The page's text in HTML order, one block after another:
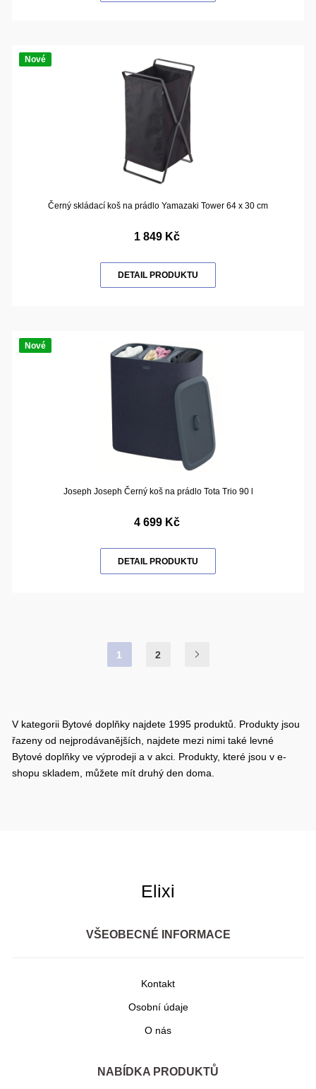
Nové
Černý skládací koš na prádlo Yamazaki Tower 64 x 30 cm
1 849 Kč
DETAIL PRODUKTU
Nové
Joseph Joseph Černý koš na prádlo Tota Trio 90 l
4 699 Kč
DETAIL PRODUKTU
1 2
V kategorii Bytové doplňky najdete 1995 produktů. Produkty jsou
řazeny od nejprodávanějších, najdete mezi nimi také levné
Bytové doplňky ve výprodeji a v akci. Produkty, které jsou v e-
shopu skladem, můžete mít druhý den doma.
Elixi
VŠEOBECNÉ INFORMACE
Kontakt
Osobní údaje
O nás
NABÍDKA PRODUKTŮ